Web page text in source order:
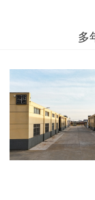
多